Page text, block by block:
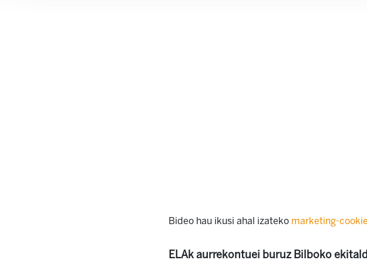
Bideo hau ikusi ahal izateko marketing-
ELAk aurrekontuei buruz Bilboko